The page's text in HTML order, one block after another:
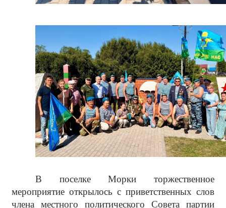
В поселке Морки торжественное
мероприятие открылось с приветственных слов
члена местного политического Совета партии